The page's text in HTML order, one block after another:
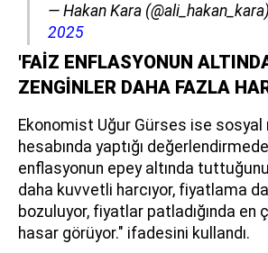
— Hakan Kara (@ali_hakan_kara)
2025
'FAİZ ENFLASYONUN
ZENGİNLER DAHA FAZLA
Ekonomist Uğur Gürses ise sosyal
hesabında yaptığı
enflasyonun epey altında
daha kuvvetli harcıyor, fiyatlama
bozuluyor, fiyatlar patladığında en
hasar görüyor." ifadesini kullandı.